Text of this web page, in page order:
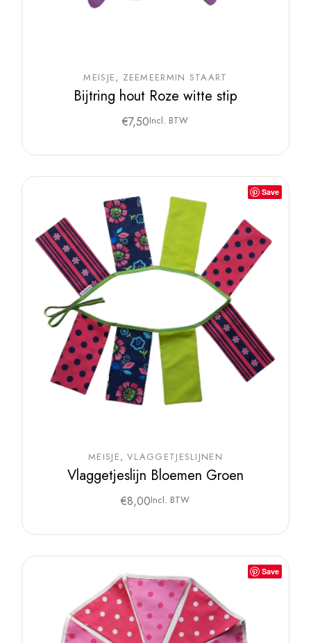
MEISJE ZEEMEERMIN STAART
Bijtring hout Roze witte stip
€7,50Incl. BTW
Save
MEISJE VLAGGETJESLIJNEN
Vlaggetjeslijn Bloemen Groen
€8,00Incl. BTW
Save